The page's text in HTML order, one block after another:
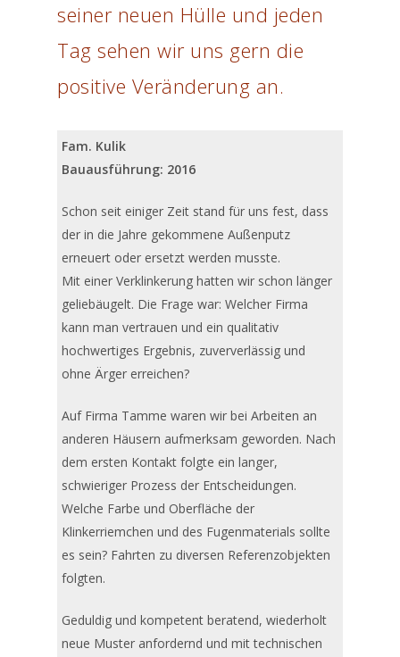
seiner neuen Hülle und jeden
Tag sehen wir uns gern die
positive Veränderung an.
Fam. Kulik
Bauausführung: 2016
Schon seit einiger Zeit stand für uns fest, dass
der in die Jahre gekommene Außenputz
erneuert oder ersetzt werden musste.
Mit einer Verklinkerung hatten wir schon länger
geliebäugelt. Die Frage war: Welcher Firma
kann man vertrauen und ein qualitativ
hochwertiges Ergebnis, zuververlässig und
ohne Ärger erreichen?
Auf Firma Tamme waren wir bei Arbeiten an
anderen Häusern aufmerksam geworden. Nach
dem ersten Kontakt folgte ein langer,
schwieriger Prozess der Entscheidungen.
Welche Farbe und Oberfläche der
Klinkerriemchen und des Fugenmaterials sollte
es sein? Fahrten zu diversen Referenzobjekten
folgten.
Geduldig und kompetent beratend, wiederholt
neue Muster anfordernd und mit technischen